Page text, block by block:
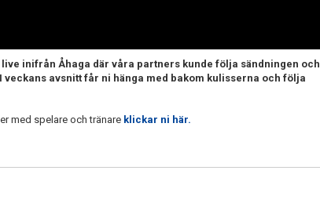
inifrån Åhaga där våra partners kunde följa sändningen och
avsnitt får ni hänga med bakom kulisserna och följa
med spelare och tränare klickar ni här.